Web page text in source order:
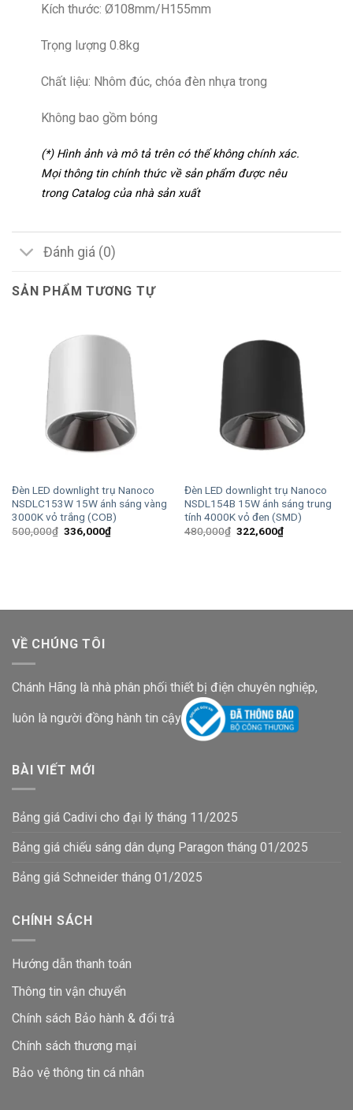
Kích thước: Ø108mm/H155mm
Trọng lượng 0.8kg
Chất liệu: Nhôm đúc, chóa đèn nhựa trong
Không bao gồm bóng
(*) Hình ảnh và mô tả trên có thể không chính xác.
Mọi thông tin chính thức về sản phẩm được nêu
trong Catalog của nhà sản xuất
Đánh giá (0)
SẢN PHẨM TƯƠNG TỰ
Đèn LED downlight trụ Nanoco
NSDLC153W 15W ánh sáng vàng
3000K vỏ trắng (COB)
500,000₫ Giá
336,000₫Giá
hiện
Đèn LED downlight trụ Nanoco
NSDL154B 15W ánh sáng trung
tính 4000K vỏ đen (SMD)
480,000₫ Giá
322,600₫Giá
hiện
VỀ CHÚNG TÔI
Chánh Hãng là nhà phân phối thiết bị điện chuyên nghiệp,
luôn là người đồng hành tin cậy
BÀI VIẾT MỚI
Bảng giá Cadivi cho đại lý tháng 11/2025
Bảng giá chiếu sáng dân dụng Paragon tháng 01/2025
Bảng giá Schneider tháng 01/2025
CHÍNH SÁCH
Hướng dẫn thanh toán
Thông tin vận chuyển
Chính sách Bảo hành & đổi trả
Chính sách thương mại
Bảo vệ thông tin cá nhân